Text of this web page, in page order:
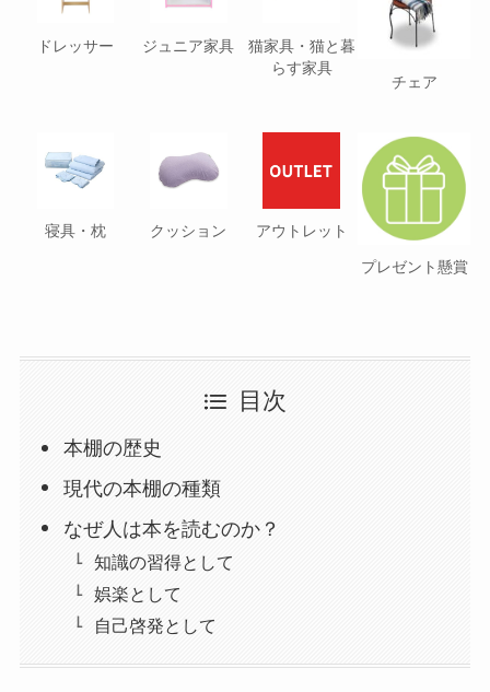
ドレッサー ジュニア家具
猫家具・猫と暮
らす家具
チェア
寝具・枕 クッション アウトレット
プレゼント懸賞
目次
本棚の歴史
現代の本棚の種類
なぜ人は本を読むのか？
知識の習得として
娯楽として
自己啓発として